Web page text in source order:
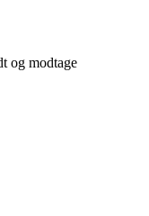
og modtage